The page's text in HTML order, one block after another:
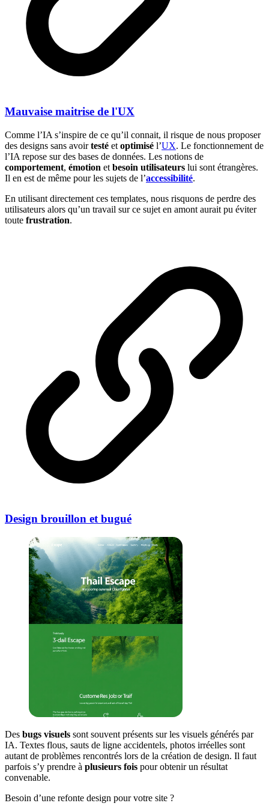
Mauvaise maitrise de l'UX
Comme l’IA s’inspire de ce qu’il connait, il risque de nous proposer
des designs sans avoirtesté et optimisé l’UX. Le fonctionnement de
l’IA repose sur des bases de données. Les notions de
comportement, émotion et besoin utilisateurs lui sont étrangères.
Il en est de même pour les sujets de l’accessibilité.
En utilisant directement ces templates, nous risquons de perdre des
utilisateurs alors qu’un travail sur ce sujet en amont aurait pu éviter
toute frustration.
Design brouillon et bugué
Des bugs visuels sont souvent présents sur les visuels générés par
IA. Textes flous, sauts de ligne accidentels, photos irréelles sont
autant de problèmes rencontrés lors de la création de design. Il faut
parfois s’y prendre à plusieurs fois pour obtenir un résultat
convenable.
Besoin d’une refonte design pour votre site ?